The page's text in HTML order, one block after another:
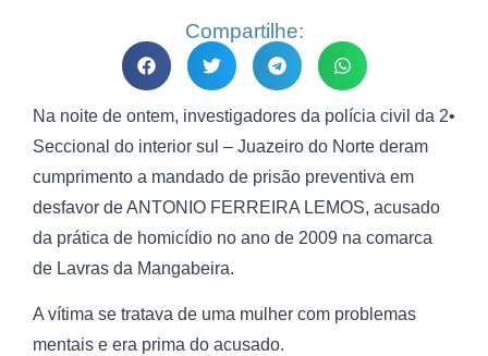
Compartilhe:
Na noite de ontem, investigadores da polícia civil da 2•
Seccional do interior sul – Juazeiro do Norte deram
cumprimento a mandado de prisão preventiva em
desfavor de ANTONIO FERREIRA LEMOS, acusado
da prática de homicídio no ano de 2009 na comarca
de Lavras da Mangabeira.
A vítima se tratava de uma mulher com problemas
mentais e era prima do acusado.